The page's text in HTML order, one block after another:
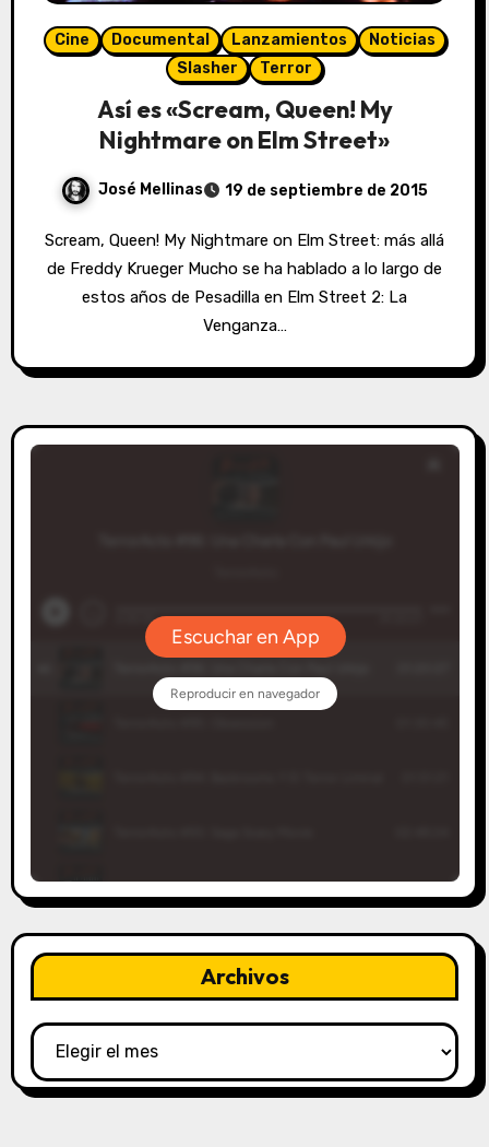
Cine Documental Lanzamientos
Noticias
Slasher
Terror
Así es «Scream, Queen! My
Nightmare on Elm Street»
José Mellinas 19 de septiembre de 2015
Scream, Queen! My Nightmare on Elm Street: más allá
de Freddy Krueger Mucho se ha hablado a lo largo de
estos años de Pesadilla en Elm Street 2: La
Venganza…
Archivos
Archivos